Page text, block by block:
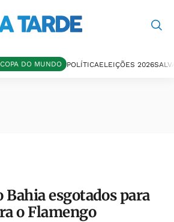
COPA DO MUNDO POLÍTICAELEIÇÕES 2026
Bahia esgotados para
o Flamengo